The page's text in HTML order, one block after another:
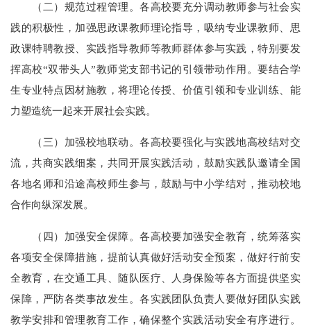
（二）规范过程管理。各高校要充分调动教师参与社会实
践的积极性，加强思政课教师理论指导，吸纳专业课教师、思
政课特聘教授、实践指导教师等教师群体参与实践，特别要发
挥高校“双带头人”教师党支部书记的引领带动作用。要结合学
生专业特点因材施教，将理论传授、价值引领和专业训练、能
力塑造统一起来开展社会实践。
（三）加强校地联动。各高校要强化与实践地高校结对交
流，共商实践细案，共同开展实践活动，鼓励实践队邀请全国
各地名师和沿途高校师生参与，鼓励与中小学结对，推动校地
合作向纵深发展。
（四）加强安全保障。各高校要加强安全教育，统筹落实
各项安全保障措施，提前认真做好活动安全预案，做好行前安
全教育，在交通工具、随队医疗、人身保险等各方面提供坚实
保障，严防各类事故发生。各实践团队负责人要做好团队实践
教学安排和管理教育工作，确保整个实践活动安全有序进行。